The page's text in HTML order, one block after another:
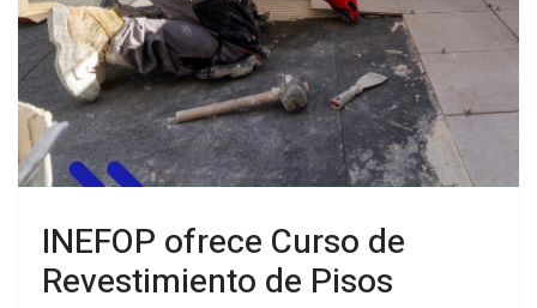
INEFOP ofrece Curso de
Revestimiento de Pisos